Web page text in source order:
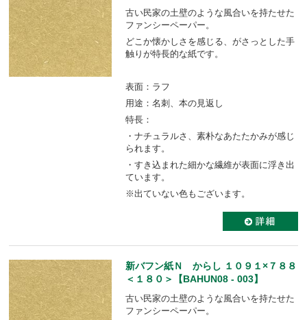
古い民家の土壁のような風合いを持たせた
ファンシーペーパー。
どこか懐かしさを感じる、がさっとした手
触りが特長的な紙です。
表面：ラフ
用途：名刺、本の見返し
特長：
・ナチュラルさ、素朴なあたたかみが感じ
られます。
・すき込まれた細かな繊維が表面に浮き出
ています。
※出ていない色もございます。
新バフン紙Ｎ からし １０９１×７８８
＜１８０＞【BAHUN08 - 003】
古い民家の土壁のような風合いを持たせた
ファンシーペーパー。